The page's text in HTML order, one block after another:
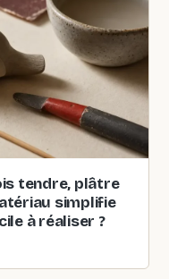
tendre, plâtre
simplifie
à réaliser ?